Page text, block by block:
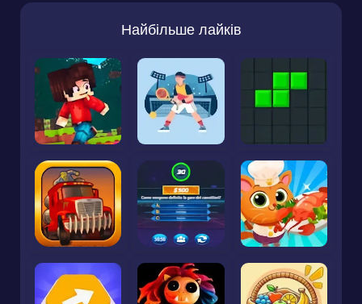
Найбільше лайків